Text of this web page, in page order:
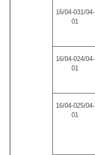
16/04-031/04-
01
16/04-024/04-
01
16/04-025/04-
01